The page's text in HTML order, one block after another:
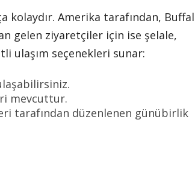
kolaydır. Amerika tarafından,
gelen ziyaretçiler için ise şelale,
ulaşım seçenekleri sunar:
mevcuttur.
tarafından düzenlenen günübirlik